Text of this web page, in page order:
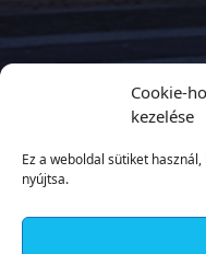
Cookie-
kezelése
Ez a weboldal sütiket
nyújtsa.